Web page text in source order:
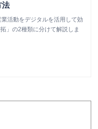
法
活動をデジタルを活用して効
」の2種類に分けて解説しま